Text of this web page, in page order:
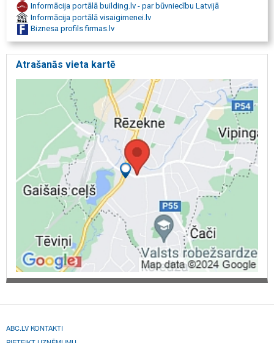
Informācija portālā building.lv - par būvniecību Latvijā
Informācija portālā visaigimenei.lv
Biznesa profils firmas.lv
Atrašanās vieta kartē
ABC.LV KONTAKTI